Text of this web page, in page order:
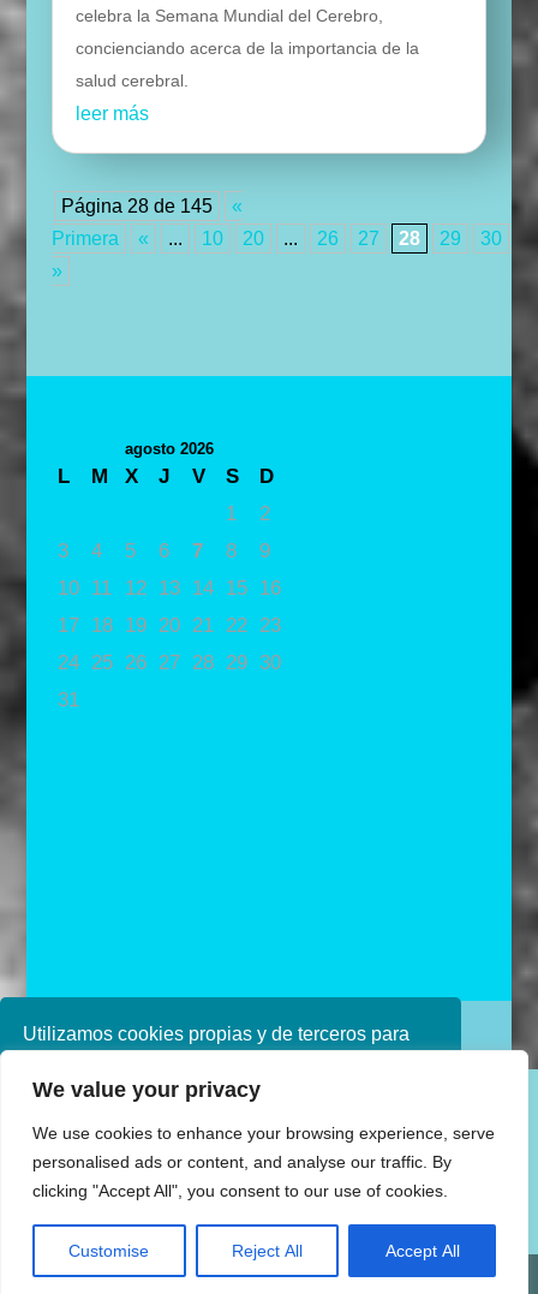
Utilizamos cookies propias y de terceros para
navegando, consideramos que acepta su uso.
política de cookies consulte nuestra
Política de
privacidad
We value your privacy
We use cookies to enhance your browsing experience, serve
personalised ads or content, and analyse our traffic. By
clicking "Accept All", you consent to our use of cookies.
Customise Reject All Accept All
celebra la Semana Mundial del Cerebro,
concienciando acerca de la importancia de la
salud cerebral.
leer más
Página 28 de 145
«
Primera
« ... 10 20 ... 26 27 28 29 30
»
agosto 2026
L M X J V S
D
1
2
3
4 5 6 7 8
9
10
11 12 13 14 15
16
17
18 19 20 21 22
23
24
25 26 27 28 29 30
31
Diseñado por Ana de Miguel
Share This